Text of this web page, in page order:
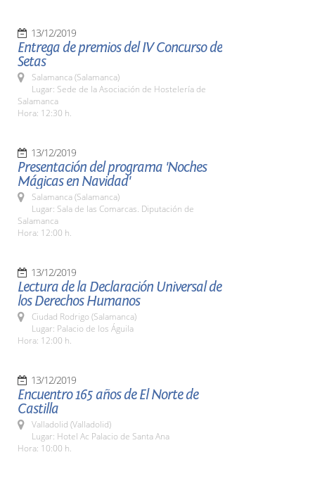
13/12/2019
Entrega de premios del IV Concurso de
Setas
Salamanca (Salamanca)
Lugar: Sede de la Asociación de Hostelería de
Salamanca
Hora: 12:30 h.
13/12/2019
Presentación del programa 'Noches
Mágicas en Navidad'
Salamanca (Salamanca)
Lugar: Sala de las Comarcas. Diputación de
Salamanca
Hora: 12:00 h.
13/12/2019
Lectura de la Declaración Universal de
los Derechos Humanos
Ciudad Rodrigo (Salamanca)
Lugar: Palacio de los Águila
Hora: 12:00 h.
13/12/2019
Encuentro 165 años de El Norte de
Castilla
Valladolid (Valladolid)
Lugar: Hotel Ac Palacio de Santa Ana
Hora: 10:00 h.